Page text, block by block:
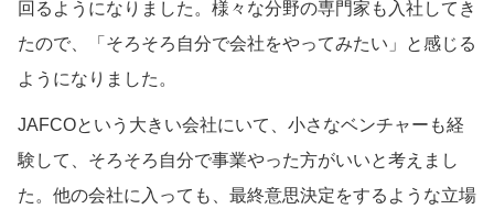
回るようになりました。様々な分野の専門家も入社してき
たので、「そろそろ自分で会社をやってみたい」と感じる
ようになりました。
JAFCOという大きい会社にいて、小さなベンチャーも経
験して、そろそろ自分で事業やった方がいいと考えまし
た。他の会社に入っても、最終意思決定をするような立場